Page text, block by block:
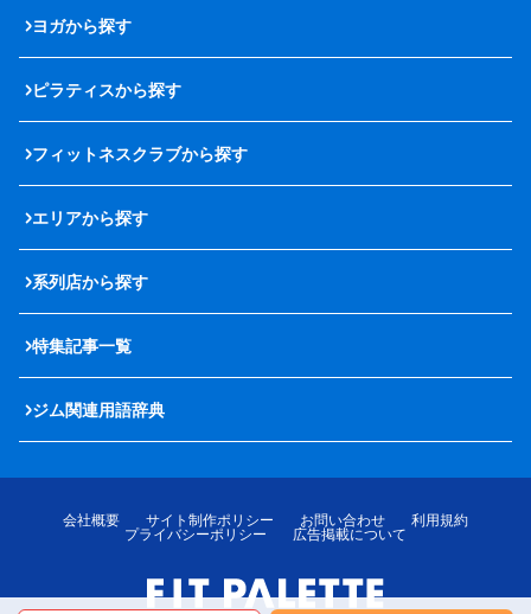
ヨガから探す
ピラティスから探す
フィットネスクラブから探す
エリアから探す
系列店から探す
特集記事一覧
ジム関連用語辞典
会社概要 サイト制作ポリシー お問い合わせ
利用規約
プライバシーポリシー
広告掲載について